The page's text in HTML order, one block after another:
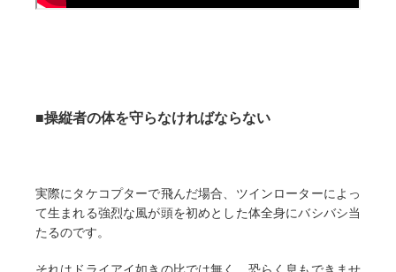
■操縦者の体を守らなければならない
実際にタケコプターで飛んだ場合、ツインローターによっ
て生まれる強烈な風が頭を初めとした体全身にバシバシ当
たるのです。
それはドライアイ如きの比では無く、恐らく息もできませ